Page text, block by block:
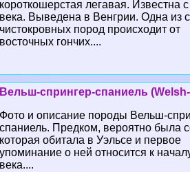
короткошерстая легавая. Известна
века. Выведена в Венгрии. Одна из
чистокровных пород происходит от
восточных гончих....
Вельш-спрингер-спаниель
Фото и описание породы Вельш-
спаниель. Предком, вероятно была
которая обитала в Уэльсе и первое
упоминание о ней относится к
века....